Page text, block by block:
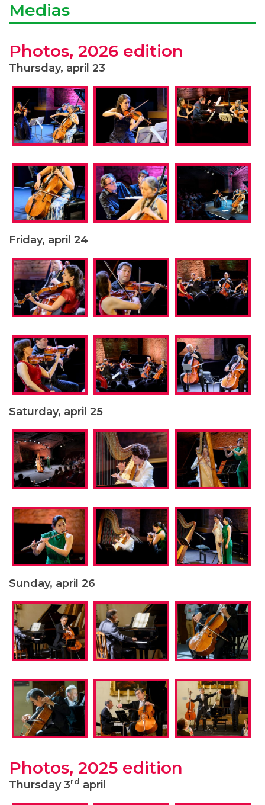
Medias
Photos, 2026 edition
Thursday, april 23
Friday, april 24
Saturday, april 25
Sunday, april 26
Photos, 2025 edition
Thursday 3rd april